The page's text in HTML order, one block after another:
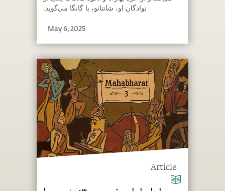
نوادگان او، شانتانو، با گانگا می‌گوید.
May 6, 2025
Article